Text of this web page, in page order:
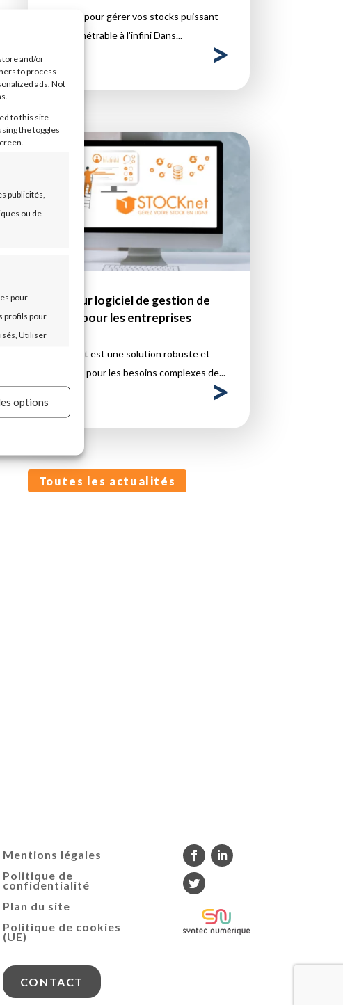
and/or
to process
ads. Not
to this site
the toggles
publicités,
ou de
pour
profils pour
Utiliser
Toujours activé
options
Un outil pour gérer vos stocks puissant
et paramétrable à l'infini Dans...
Meilleur logiciel de gestion de
stock pour les entreprises
Stocknet est une solution robuste et
intuitive pour les besoins complexes de...
Toutes les actualités
Mentions légales
Politique de
confidentialité
Plan du site
Politique de cookies
(UE)
CONTACT